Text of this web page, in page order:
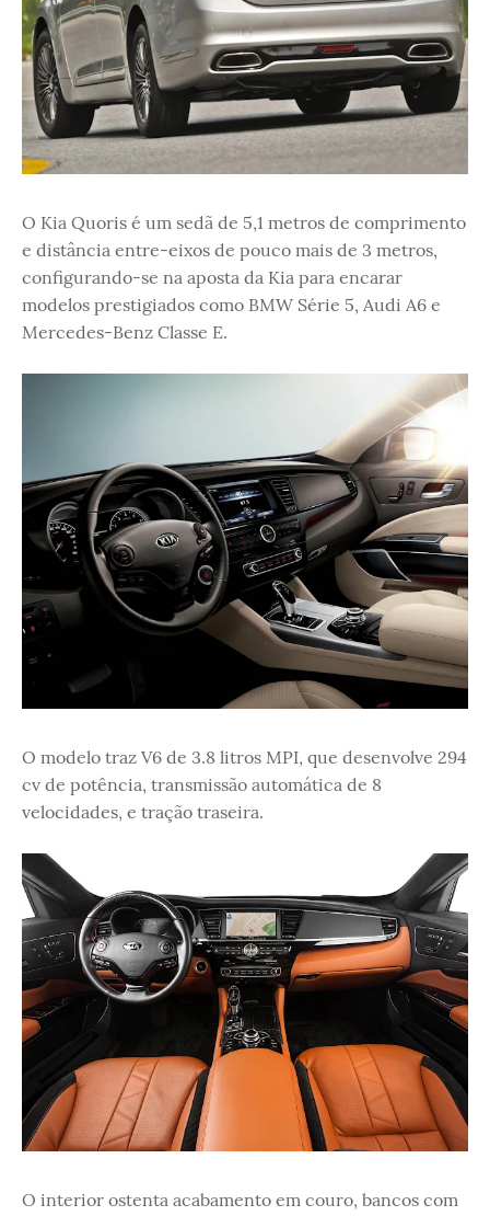
O Kia Quoris é um sedã de 5,1 metros de comprimento
e distância entre-eixos de pouco mais de 3 metros,
configurando-se na aposta da Kia para encarar
modelos prestigiados como BMW Série 5, Audi A6 e
Mercedes-Benz Classe E.
O modelo traz V6 de 3.8 litros MPI, que desenvolve 294
cv de potência, transmissão automática de 8
velocidades, e tração traseira.
O interior ostenta acabamento em couro, bancos com